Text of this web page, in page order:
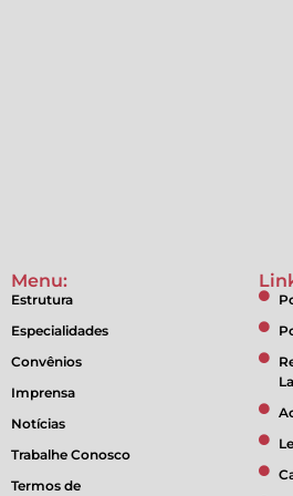
Menu:
Estrutura
Especialidades
Convênios
Imprensa
Notícias
Trabalhe Conosco
Termos de